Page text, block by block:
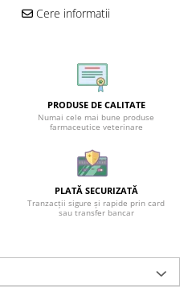
Cere informatii
PRODUSE DE CALITATE
Numai cele mai bune produse
farmaceutice veterinare
PLATĂ SECURIZATĂ
Tranzacții sigure și rapide prin card
sau transfer bancar